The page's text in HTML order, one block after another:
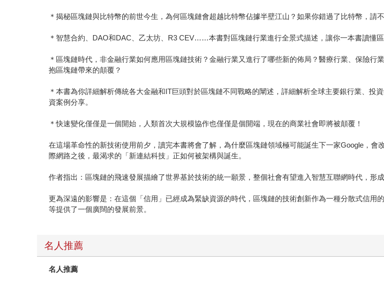
＊揭秘區塊鏈與比特幣的前世今生，為何區塊鏈會超越比特幣佔據半壁江山？如果你錯過了比特幣，請
＊智慧合約、DAO和DAC、乙太坊、R3 CEV……本書對區塊鏈行業進行全景式描述，讓你一本書讀懂區
＊區塊鏈時代，非金融行業如何應用區塊鏈技術？金融行業又進行了哪些新的佈局？醫療行業、保險
抱區塊鏈帶來的顛覆？
＊本書為你詳細解析傳統各大金融和IT巨頭對於區塊鏈不同戰略的闡述，詳細解析全球主要銀行業、投
資案例分享。
＊快速變化僅僅是一個開始，人類首次大規模協作也僅僅是個開端，現在的商業社會即將被顛覆！
在這場革命性的新技術使用前夕，讀完本書將會了解，為什麼區塊鏈領域極可能誕生下一家Google，
際網路之後，最渴求的「新連結科技」正如何被架構與誕生。
作者指出：區塊鏈的飛速發展描繪了世界基於技術的統一願景，整個社會有望進入智慧互聯網時代，形
更為深遠的影響是：在這個「信用」已經成為緊缺資源的時代，區塊鏈的技術創新作為一種分散式信用
等提供了一個廣闊的發展前景。
名人推薦
名人推薦